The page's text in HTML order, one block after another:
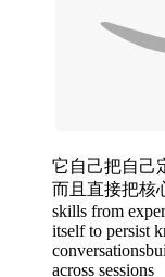
它自己把自己
而且直接把核
skills from
itself to persist
across sessions